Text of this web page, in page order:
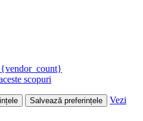
scopuri
Salvează preferințele
Vezi